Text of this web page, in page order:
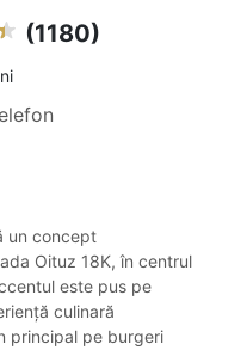
(1180)
un concept
Oituz 18K, în centrul
este pus pe
culinară
principal pe burgeri